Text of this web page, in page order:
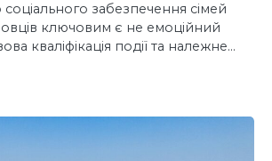
забезпечення сімей
ключовим є не емоційний
кваліфікація події та належне…